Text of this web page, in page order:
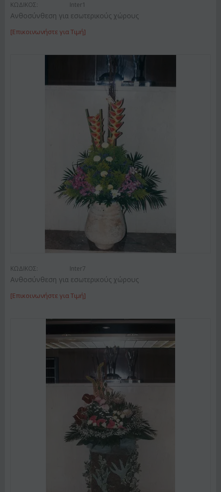
ΚΩΔΙΚΟΣ: Inter1
Ανθοσύνθεση για εσωτερικούς χώρους
[Επικοινωνήστε για Τιμή]
ΚΩΔΙΚΟΣ: Inter7
Ανθοσύνθεση για εσωτερικούς χώρους
[Επικοινωνήστε για Τιμή]